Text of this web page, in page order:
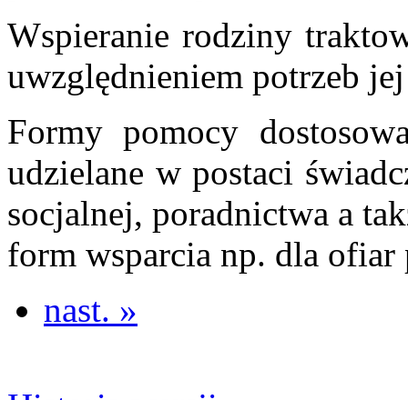
Wspieranie rodziny
uwzględnieniem potrzeb
Formy pomocy
udzielane w postaci
socjalnej, poradnictwa a
form wsparcia np. dla
nast. »